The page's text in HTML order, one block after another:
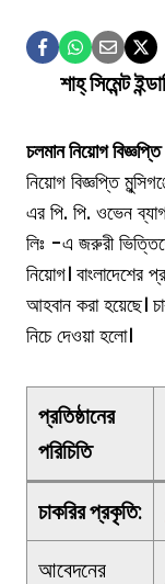
শাহ্ সিমেন্ট
চলমান নিয়োগ বিজ্ঞপ্তি
নিয়োগ বিজ্ঞপ্তি
এর পি. পি. ওভেন ব্যাগ
লিঃ -এ জরুরী
নিয়োগ।
আহবান করা হয়েছে।
নিচে দেওয়া হলো।
প্রতিষ্ঠানের
পরিচিতি
চাকরির প্রকৃতি:
আবেদনের